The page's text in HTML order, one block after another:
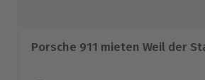
Porsche 911 mieten Weil der